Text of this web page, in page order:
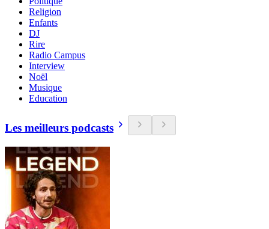
Religion
Enfants
DJ
Rire
Radio Campus
Interview
Noël
Musique
Education
Les meilleurs podcasts